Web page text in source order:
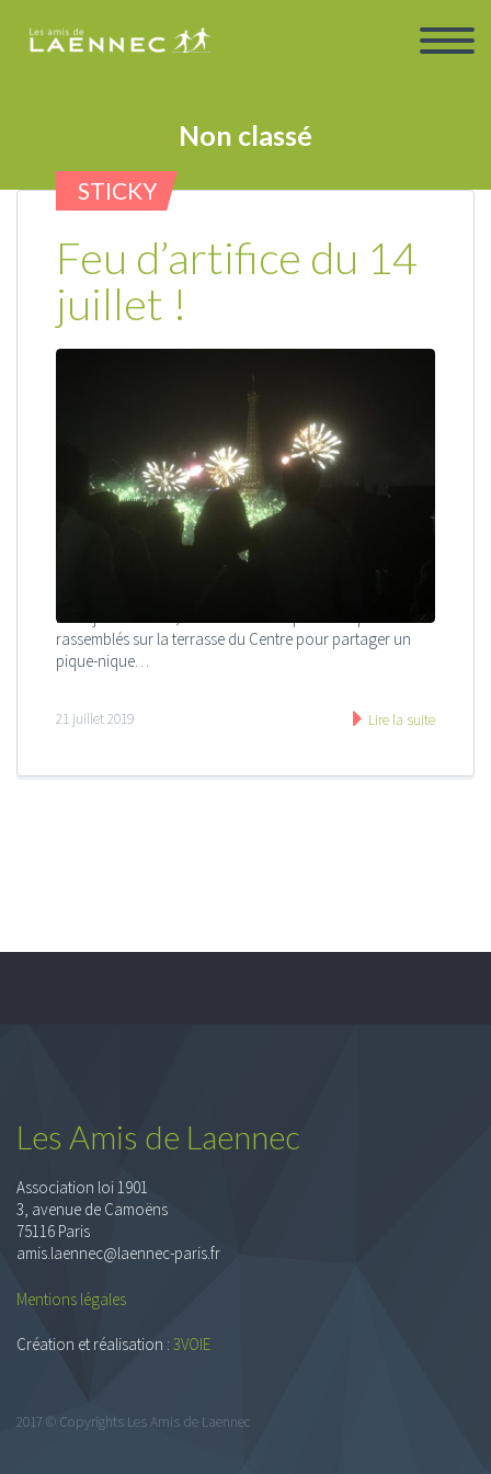
Non classé
STICKY
Feu d’artifice du 14
juillet !
Le 14 juillet au soir, nous étions une petite cinquantaine
rassemblés sur la terrasse du Centre pour partager un
pique-nique…
21 juillet 2019 Lire la suite
Les Amis de Laennec
Association loi 1901
3, avenue de Camoëns
75116 Paris
amis.laennec@laennec-paris.fr
Mentions légales
Création et réalisation : 3VOIE
2017 © Copyrights Les Amis de Laennec